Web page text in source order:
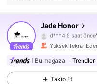
Jade Honor
4,89
24K Takipçiler
d***4 5 saat önce
4,89 24K Takipçiler
Yüksek Tekrar
Bu mağaza 「Trendler
Takip Et